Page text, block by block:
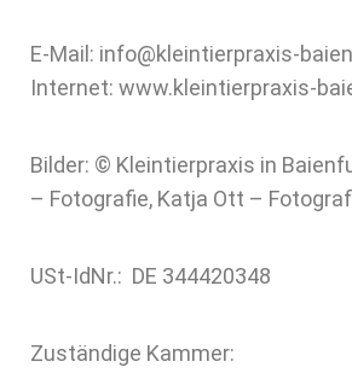
E-Mail: info@kleintierpraxis-
Internet: www.kleintierpraxis-
Bilder: © Kleintierpraxis in
– Fotografie, Katja Ott –
USt-IdNr.: DE 344420348
Zuständige Kammer: